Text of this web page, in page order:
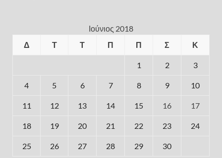
Ιούνιος 2018
Δ
Τ Τ Π Π Σ Κ
1 2 3
4 5 6 7 8 9 10
11 12 13 14 15 16 17
18 19 20 21 22 23 24
25 26 27 28 29 30